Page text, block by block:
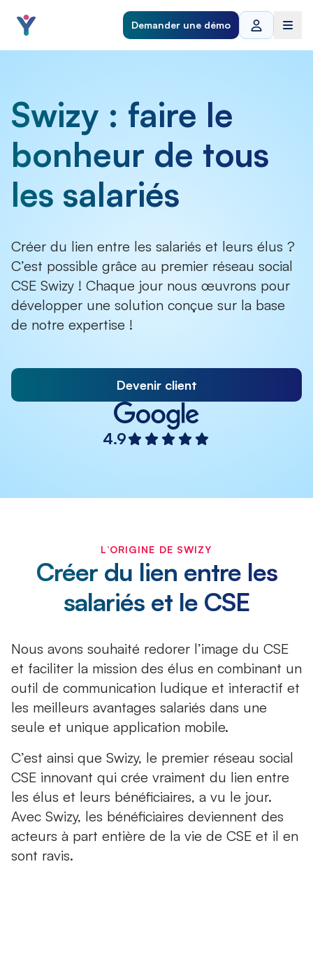
Demander une démo
Swizy : faire le
bonheur de tous
les salariés
Créer du lien entre les salariés et leurs élus ?
C’est possible grâce au premier réseau social
CSE Swizy ! Chaque jour nous œuvrons pour
développer une solution conçue sur la base
de notre expertise !
Devenir client
4.9
L’ORIGINE DE SWIZY
Créer du lien entre les
salariés et le CSE
Nous avons souhaité redorer l’image du CSE
et faciliter la mission des élus en combinant un
outil de communication ludique et interactif et
les meilleurs avantages salariés dans une
seule et unique application mobile.
C’est ainsi que Swizy, le premier réseau social
CSE innovant qui crée vraiment du lien entre
les élus et leurs bénéficiaires, a vu le jour.
Avec Swizy, les bénéficiaires deviennent des
acteurs à part entière de la vie de CSE et il en
sont ravis.